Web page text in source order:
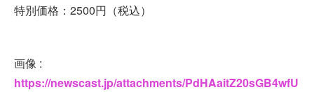
特別価格：2500円（税込）
画像 :
https://newscast.jp/attachments/PdHAaitZ20sGB4wfU